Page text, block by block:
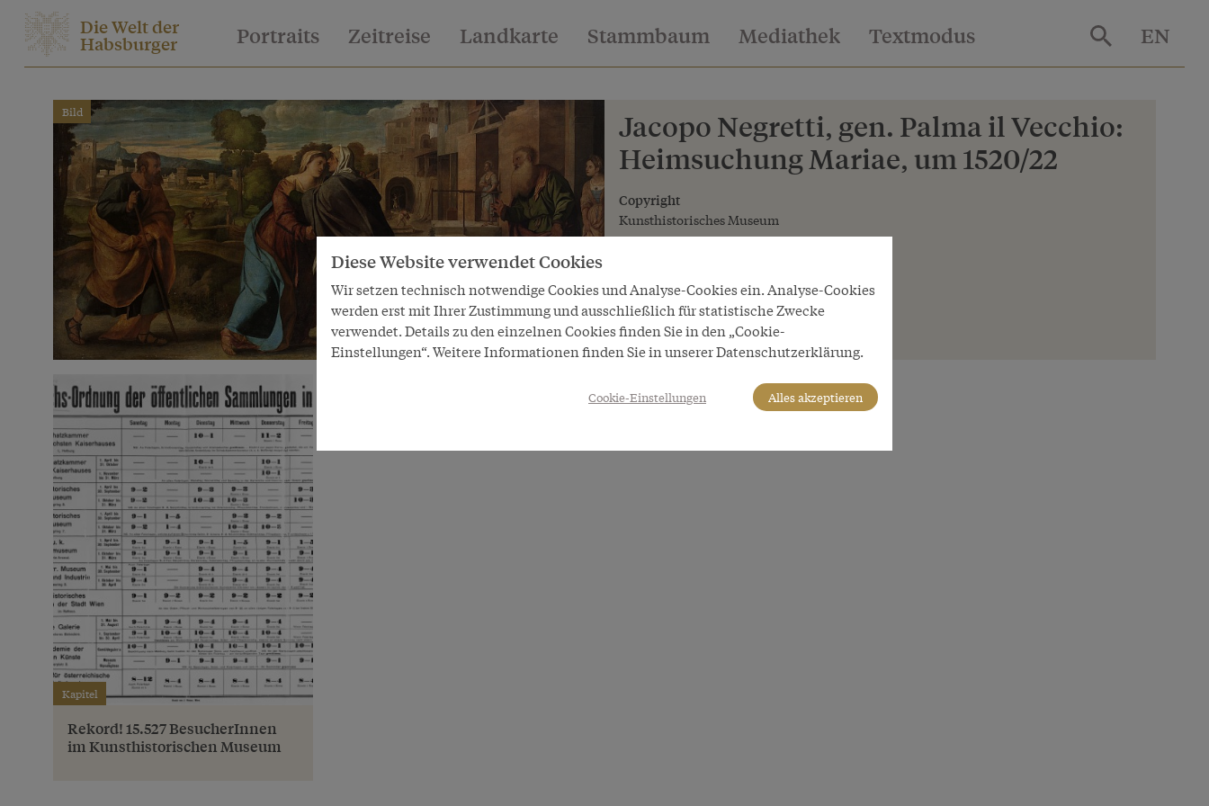
Die Welt der
Habsburger Portraits Zeitreise Landkarte Stammbaum Mediathek Textmodus EN
Bild
Jacopo Negretti, gen. Palma il Vecchio:
Heimsuchung Mariae, um 1520/22
Copyright
Kunsthistorisches Museum
Kapitel
Rekord! 15.527 BesucherInnen
im Kunsthistorischen Museum
Diese Website verwendet Cookies
Wir setzen technisch notwendige Cookies und Analyse-Cookies ein. Analyse-Cookies
werden erst mit Ihrer Zustimmung und ausschließlich für statistische Zwecke
verwendet. Details zu den einzelnen Cookies finden Sie in den „Cookie-
Einstellungen“. Weitere Informationen finden Sie in unserer Datenschutzerklärung.
Cookie-Einstellungen Alles akzeptieren